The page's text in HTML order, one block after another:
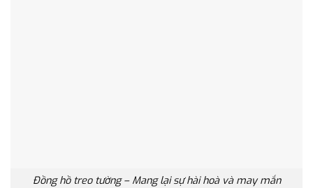
Đồng hồ treo tường – Mang lại sự hài hoà và may mắn